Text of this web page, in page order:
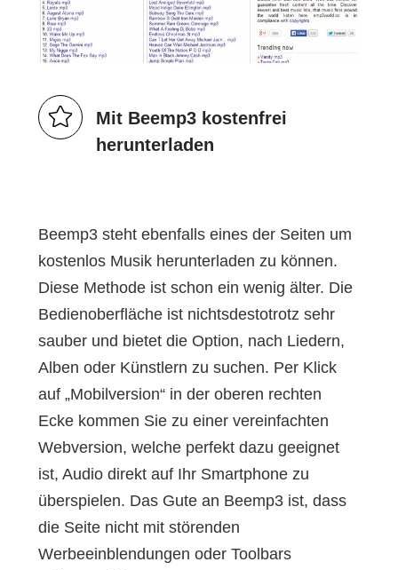
Mit Beemp3 kostenfrei
herunterladen
Beemp3 steht ebenfalls eines der Seiten um
kostenlos Musik herunterladen zu können.
Diese Methode ist schon ein wenig älter. Die
Bedienoberfläche ist nichtsdestotrotz sehr
sauber und bietet die Option, nach Liedern,
Alben oder Künstlern zu suchen. Per Klick
auf „Mobilversion“ in der oberen rechten
Ecke kommen Sie zu einer vereinfachten
Webversion, welche perfekt dazu geeignet
ist, Audio direkt auf Ihr Smartphone zu
überspielen. Das Gute an Beemp3 ist, dass
die Seite nicht mit störenden
Werbeeinblendungen oder Toolbars